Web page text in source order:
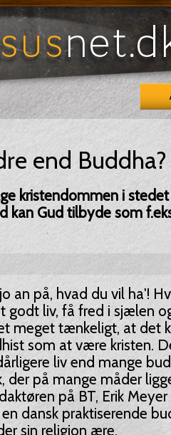
end Buddha?
kristendommen i stedet
kan Gud tilbyde som
an på, hvad du vil ha'!
godt liv, få fred i sjælen
meget tænkeligt, at det
som at være kristen.
liv end mange
der på mange måder
på BT, Erik
dansk praktiserende
sin religion ære.